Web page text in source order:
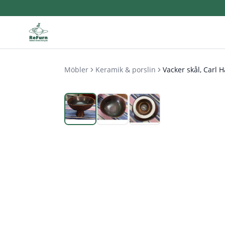
Möbler Keramik & porslin Vacker skål, Carl